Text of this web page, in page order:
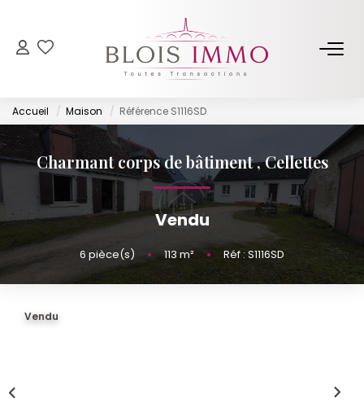
NOS BIENS
Acheter
Biens Vendus Et Loués
Off Market
ESTIMER
Accueil Maison Référence S1116SD
Charmant corps de bâtiment,Cellettes
Vendu
6 pièce(s) • 113 m² • Réf : S1116SD
Vendu